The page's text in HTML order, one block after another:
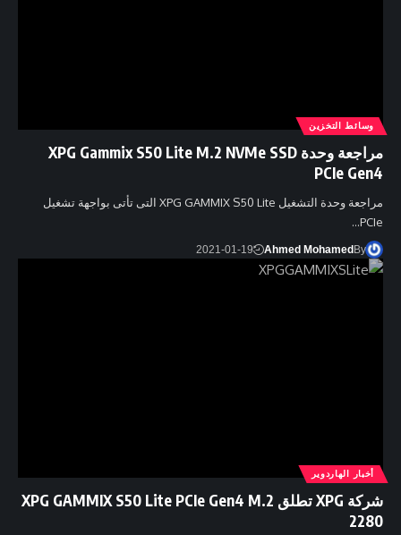
وسائط التخزين
مراجعة وحدة XPG Gammix S50 Lite M.2 NVMe SSD
PCIe Gen4
مراجعة وحدة التشغيل XPG GAMMIX S50 Lite التى تأتى بواجهة تشغيل
PCIe…
By
Ahmed Mohamed
2021-01-19
أخبار الهاردوير
شركة XPG تطلق XPG GAMMIX S50 Lite PCIe Gen4 M.2
2280